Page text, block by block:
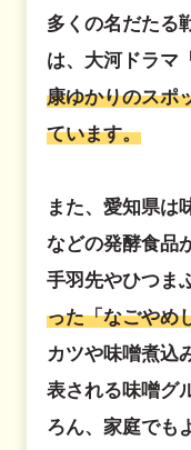
多くの名だたる
は、大河ドラマ
康ゆかりのスポ
ています。
また、愛知県は
などの発酵食品
手羽先やひつま
った「なごやめ
カツや味噌煮込
表される味噌グ
ろん、家庭でも